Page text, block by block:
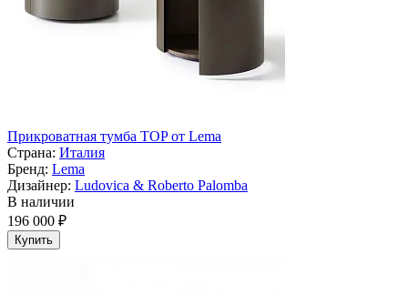
Прикроватная тумба TOP от Lema
Страна: Италия
Бренд: Lema
Дизайнер: Ludovica & Roberto Palomba
В наличии
196 000 ₽
Купить